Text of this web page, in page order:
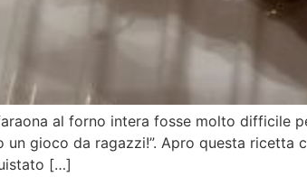
al forno intera fosse molto difficile
gioco da ragazzi!”. Apro questa
[…]